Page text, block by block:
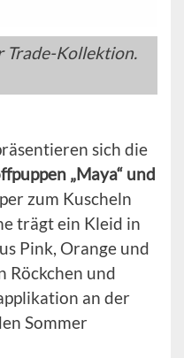
Trade-Kollektion.
sich die
„Maya“ und
zum Kuscheln
trägt ein Kleid in
Pink, Orange und
Röckchen und
an der
Sommer